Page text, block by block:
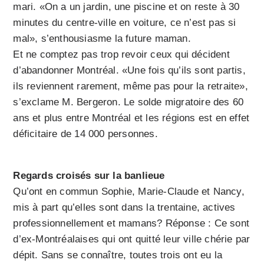
mari. «On a un jardin, une piscine et on reste à 30
minutes du centre-ville en voiture, ce n’est pas si
mal», s’enthousiasme la future maman.
Et ne comptez pas trop revoir ceux qui décident
d’abandonner Montréal. «Une fois qu’ils sont partis,
ils reviennent rarement, même pas pour la retraite»,
s’exclame M. Bergeron. Le solde migratoire des 60
ans et plus entre Montréal et les régions est en effet
déficitaire de 14 000 personnes.
Regards croisés sur la banlieue
Qu’ont en commun Sophie, Marie-Claude et Nancy,
mis à part qu’elles sont dans la trentaine, actives
professionnellement et mamans? Réponse : Ce sont
d’ex-Montréalaises qui ont quitté leur ville chérie par
dépit. Sans se connaître, toutes trois ont eu la